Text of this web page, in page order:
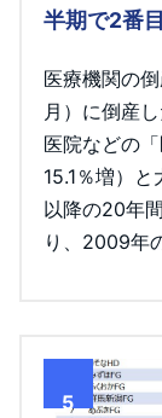
半期で2番
医療機関の
月）に倒産
医院などの
15.1％増）
以降の20年
り、2009年
5